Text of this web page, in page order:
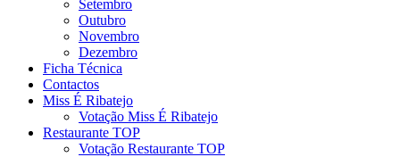
Setembro
Outubro
Novembro
Dezembro
Ficha Técnica
Contactos
Miss É Ribatejo
Votação Miss É Ribatejo
Restaurante TOP
Votação Restaurante TOP